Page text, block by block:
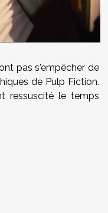
pas s'empêcher de
de Pulp Fiction.
ressuscité le temps